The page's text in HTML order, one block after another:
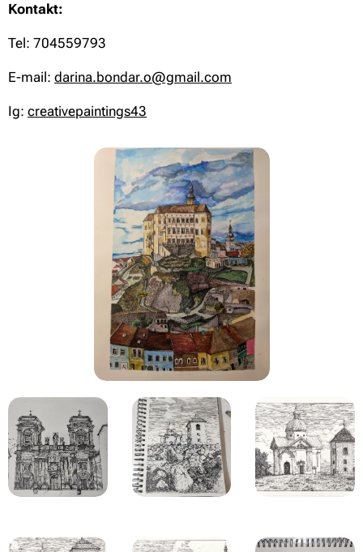
Kontakt:
Tel: 704559793
E-mail: darina.bondar.o@gmail.com
Ig: creativepaintings43